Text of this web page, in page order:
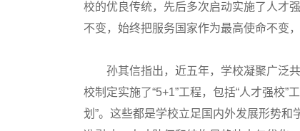
校的优良传统，先后多次启动实施了人才
不变，始终把服务国家作为最高使命不变
孙其信指出，近五年，学校凝聚广泛共
校制定实施了“5+1”工程，包括“人才强校”
划”。这些都是学校立足国内外发展形势